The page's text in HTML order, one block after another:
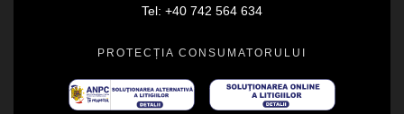
Tel: +40 742 564 634
PROTECȚIA CONSUMATORULUI